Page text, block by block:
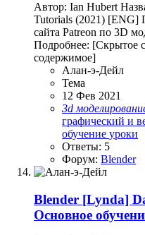
Автор: Ian Hubert
Tutorials (2021) [ENG]
сайта Patreon по 3D
Подробнее: [Скрытое
содержимое]
Алан-э-Дейл
Тема
12 Фев 2021
3d
графический и
обучение уроки
Ответы: 5
Форум: Blender
Blender [Lynda]
Основное